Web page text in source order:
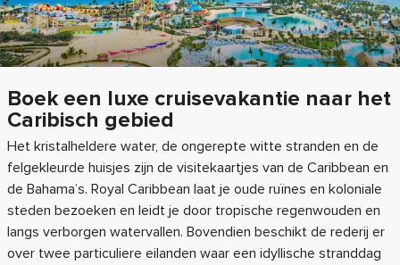
Boek een luxe cruisevakantie naar het
Caribisch gebied
Het kristalheldere water, de ongerepte witte stranden en de
felgekleurde huisjes zijn de visitekaartjes van de Caribbean en
de Bahama’s. Royal Caribbean laat je oude ruïnes en koloniale
steden bezoeken en leidt je door tropische regenwouden en
langs verborgen watervallen. Bovendien beschikt de rederij er
over twee particuliere eilanden waar een idyllische stranddag